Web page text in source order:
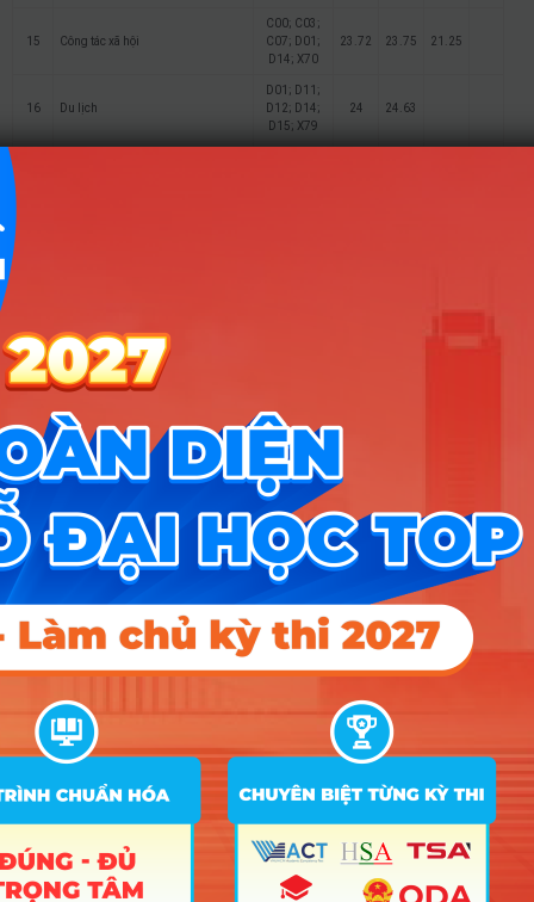
15 Công tác xã hội
C00; C03;
C07; D01;
D14; X70
23.72 23.75 21.25
16 Du lịch
D01; D11;
D12; D14;
D15; X79
24 24.63
2 Kinh tế
D10; X25
Việt Nam học
D01; D11;
D12; D14;
D15; X79
4 Truyền thông đại chúng
D01; D11;
D12; D14;
D15; X79
27.2
Quản trị kinh doanh (chương trình
nghiệp quốc tế – IPOP)
A01; D01;
A01; D01;
D10; X25
7 Khoa học dữ liệu 24.5
8 Công nghệ thông tin
A03; C01;
26.1
9 Du lịch
D01; D11;
D12; D14;
D15; X79
26.5 24.13